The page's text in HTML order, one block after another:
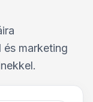
marketing